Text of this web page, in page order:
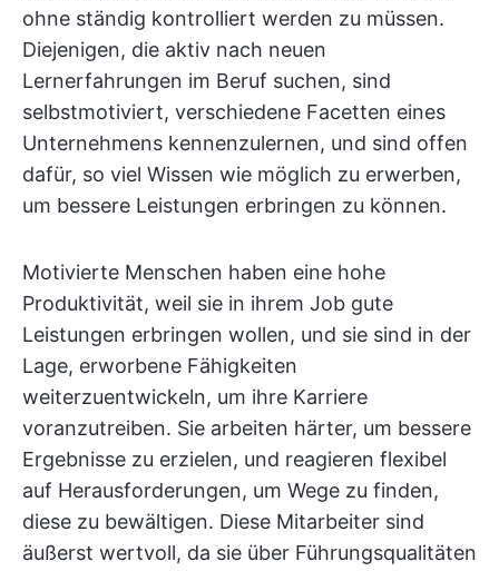
ohne ständig kontrolliert werden zu müssen.
Diejenigen, die aktiv nach neuen
Lernerfahrungen im Beruf suchen, sind
selbstmotiviert, verschiedene Facetten eines
Unternehmens kennenzulernen, und sind offen
dafür, so viel Wissen wie möglich zu erwerben,
um bessere Leistungen erbringen zu können.
Motivierte Menschen haben eine hohe
Produktivität, weil sie in ihrem Job gute
Leistungen erbringen wollen, und sie sind in der
Lage, erworbene Fähigkeiten
weiterzuentwickeln, um ihre Karriere
voranzutreiben. Sie arbeiten härter, um bessere
Ergebnisse zu erzielen, und reagieren flexibel
auf Herausforderungen, um Wege zu finden,
diese zu bewältigen. Diese Mitarbeiter sind
äußerst wertvoll, da sie über Führungsqualitäten